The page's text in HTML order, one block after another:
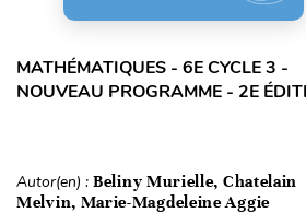
MATHÉMATIQUES - 6E CYCLE 3 -
NOUVEAU PROGRAMME - 2E
Autor(en) : Beliny Murielle, Chatelain
Melvin, Marie-Magdeleine Aggie